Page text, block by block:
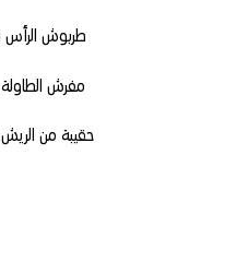
طربوش الرأس Ghita Chraibi
مفرش الطاولة S By Sophia
حقيبة من الريش Maison Dama